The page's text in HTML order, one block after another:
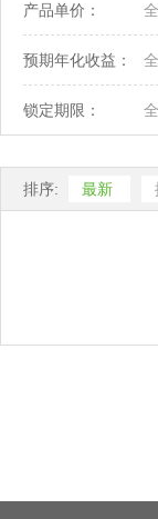
产品单价：
预期年化收益：
锁定期限：
排序: 最新